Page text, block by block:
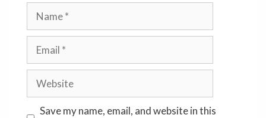
Save my name, email, and website in this